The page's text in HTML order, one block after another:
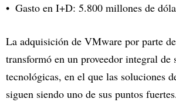
Gasto en I+D: 5.800 millones de
La adquisición de VMware por parte
transformó en un proveedor integral de
tecnológicas, en el que las soluciones
siguen siendo uno de sus puntos